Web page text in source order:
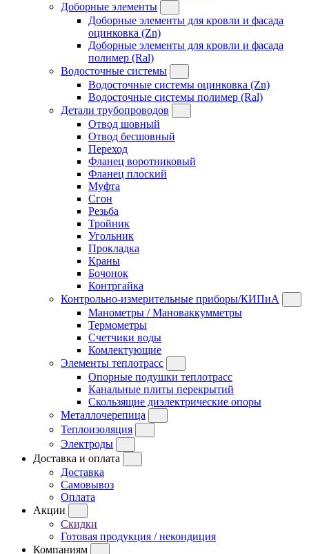
Доборные элементы
Доборные элементы для кровли и фасада
оцинковка (Zn)
Доборные элементы для кровли и фасада
полимер (Ral)
Водосточные системы
Водосточные системы оцинковка (Zn)
Водосточные системы полимер (Ral)
Детали трубопроводов
Отвод шовный
Отвод бесшовный
Переход
Фланец воротниковый
Фланец плоский
Муфта
Сгон
Резьба
Тройник
Угольник
Прокладка
Краны
Бочонок
Контргайка
Контрольно-измерительные приборы/КИПиА
Манометры / Мановаккумметры
Термометры
Счетчики воды
Комлектующие
Элементы теплотрасс
Опорные подушки теплотрасс
Канальные плиты перекрытий
Скользящие диэлектрические опоры
Металлочерепица
Теплоизоляция
Электроды
Доставка и оплата
Доставка
Самовывоз
Оплата
Акции
Скидки
Готовая продукция / некондиция
Компаниям